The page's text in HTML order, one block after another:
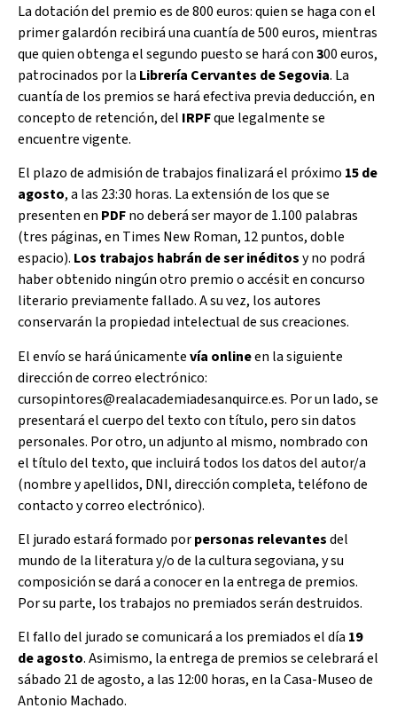
La dotación del premio es de 800 euros: quien se haga con el
primer galardón recibirá una cuantía de 500 euros, mientras
que quien obtenga el segundo puesto se hará con300 euros,
patrocinados por la Librería Cervantes de Segovia. La
cuantía de los premios se hará efectiva previa deducción, en
concepto de retención, del IRPFque legalmente se
encuentre vigente.
El plazo de admisión de trabajos finalizará el próximo 15 de
agosto, a las 23:30 horas. La extensión de los que se
presenten en PDFno deberá ser mayor de 1.100 palabras
(tres páginas, en Times New Roman, 12 puntos, doble
espacio). Los trabajos habrán de ser inéditosy no podrá
haber obtenido ningún otro premio o accésit en concurso
literario previamente fallado. A su vez, los autores
conservarán la propiedad intelectual de sus creaciones.
El envío se hará únicamentevía onlineen la siguiente
dirección de correo electrónico:
cursopintores@realacademiadesanquirce.es. Por un lado, se
presentará el cuerpo del texto con título, pero sin datos
personales. Por otro, un adjunto al mismo, nombrado con
el título del texto, que incluirá todos los datos del autor/a
(nombre y apellidos, DNI, dirección completa, teléfono de
contacto y correo electrónico).
El jurado estará formado porpersonas relevantesdel
mundo de la literatura y/o de la cultura segoviana, y su
composición se dará a conocer en la entrega de premios.
Por su parte, los trabajos no premiados serán destruidos.
El fallo del jurado se comunicará a los premiados el día 19
de agosto. Asimismo, la entrega de premios se celebrará el
sábado 21 de agosto, a las 12:00 horas, en la Casa-Museo de
Antonio Machado.